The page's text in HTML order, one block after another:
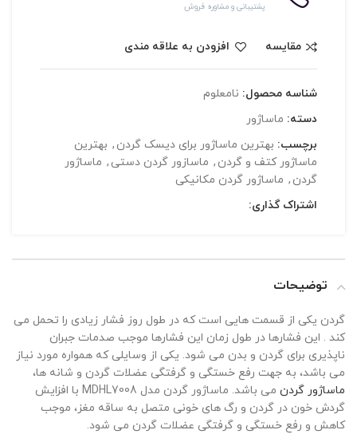
پشتیبانی و مشاوره فروش
مقایسه افزودن به علاقه مندی
شناسه محصول: نامعلوم
دسته: ماساژور
برچسب: بهترین ماساژور برای دیسک گردن , بهترین
ماساژور کتف و گردن , ماسازور گردن دستی , ماساژور
گردن , ماساژور گردن مکانیکی
اشتراک گذاری:
توضیحات
گردن یکی از قسمت هایی است که در طول روز فشار زیادی را تحمل می
کند . این فشارها در طول زمان این فشارها موجب صدمات جبران
ناپذیری برای گردن و بدن می شود. یکی از وسایلی که همواره مورد نیاز
می باشد، به جهت رفع خستگی و گرفتگی عضلات گردن و شانه ها،
ماساژور گردن
می باشد. ماساژور گردن مدل MDHL7008 با افزایش
گردش خون در گردن و رگ های خونی متصل به ساقه مغز، موجب
کاهش و رفع خستگی و گرفتگی عضلات گردن می شود.